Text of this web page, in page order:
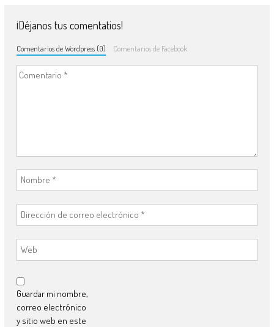
¡Déjanos tus comentatios!
Comentarios de Wordpress (0) Comentarios de Facebook
Guardar mi nombre,
correo electrónico
y sitio web en este